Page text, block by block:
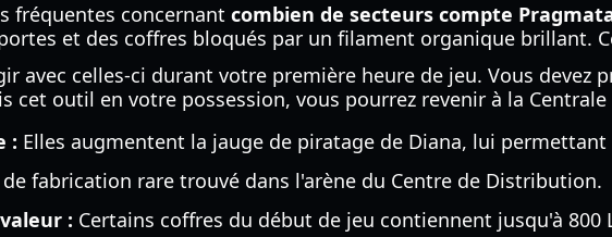
fréquentes concernant combien de secteurs compte
et des coffres bloqués par un filament organique brillant.
avec celles-ci durant votre première heure de jeu. Vous
cet outil en votre possession, vous pourrez revenir à la
: Elles augmentent la jauge de piratage de Diana, lui
fabrication rare trouvé dans l'arène du Centre de Distribution.
: Certains coffres du début de jeu contiennent jusqu'à